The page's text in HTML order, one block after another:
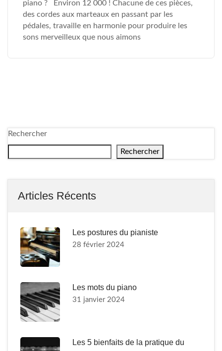
piano ? Environ 12 000 ! Chacune de ces pièces,
des cordes aux marteaux en passant par les
pédales, travaille en harmonie pour produire les
sons merveilleux que nous aimons
Rechercher
Rechercher
Articles Récents
Les postures du pianiste
28 février 2024
Les mots du piano
31 janvier 2024
Les 5 bienfaits de la pratique du